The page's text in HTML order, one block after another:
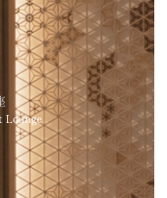
Lounge